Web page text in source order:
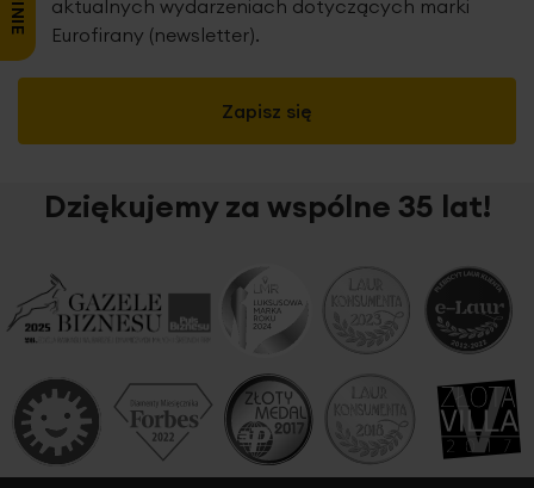
Zapisz się
aktualnych wydarzeniach dotyczących marki
Eurofirany (newsletter).
Dziękujemy za wspólne 35 lat!